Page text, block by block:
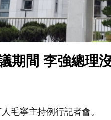
部回應特朗普委內瑞拉
期間 李強總理
毛寧主持例行記者會。